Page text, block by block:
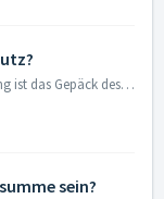
Geschützt durch die Reisegepäckversicherung ist das Gepäck des Versicherungsnehmers sowie der mitreisenden Angehörigen. Der Familienbegriff kann je nach Ver...
sein?